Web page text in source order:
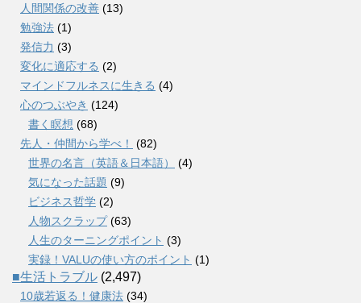
人間関係の改善 (13)
勉強法 (1)
発信力 (3)
変化に適応する (2)
マインドフルネスに生きる (4)
心のつぶやき (124)
書く瞑想 (68)
先人・仲間から学べ！
(82)
世界の名言（英語＆日本語）
(4)
気になった話題 (9)
ビジネス哲学 (2)
人物スクラップ(63)
人生のターニングポイント (3)
実録！VALUの使い方のポイント (1)
■生活トラブル (2,497)
10歳若返る！健康法 (34)